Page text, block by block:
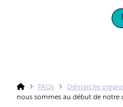
FAQs Démarche
nous sommes au début de notre